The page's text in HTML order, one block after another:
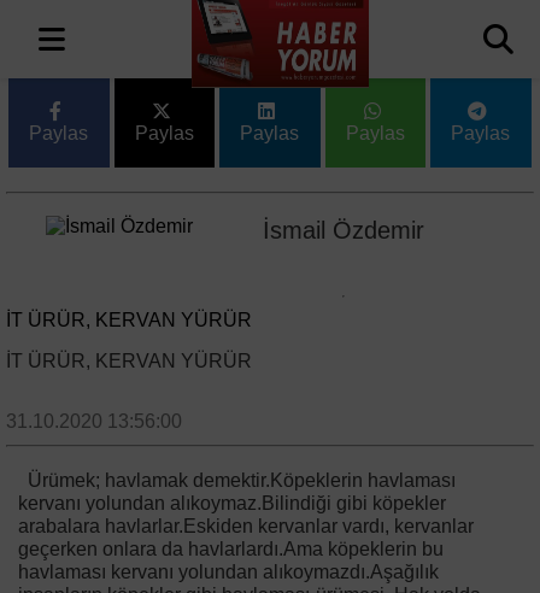
Paylas Paylas Paylas Paylas Paylas
İsmail Özdemir
İT ÜRÜR, KERVAN YÜRÜR
İT ÜRÜR, KERVAN YÜRÜR
31.10.2020 13:56:00
Ürümek; havlamak demektir.Köpeklerin havlaması
kervanı yolundan alıkoymaz.Bilindiği gibi köpekler
arabalara havlarlar.Eskiden kervanlar vardı, kervanlar
geçerken onlara da havlarlardı.Ama köpeklerin bu
havlaması kervanı yolundan alıkoymazdı.Aşağılık